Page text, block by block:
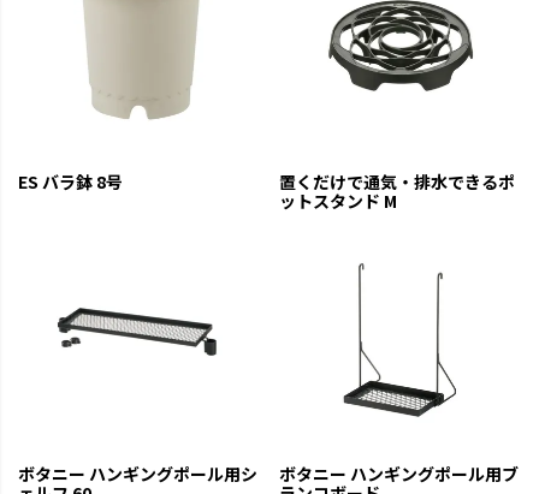
ES バラ鉢 8号
置くだけで通気・排水できるポ
ットスタンド M
ボタニー ハンギングポール用シ
ボタニー ハンギングポール用ブ